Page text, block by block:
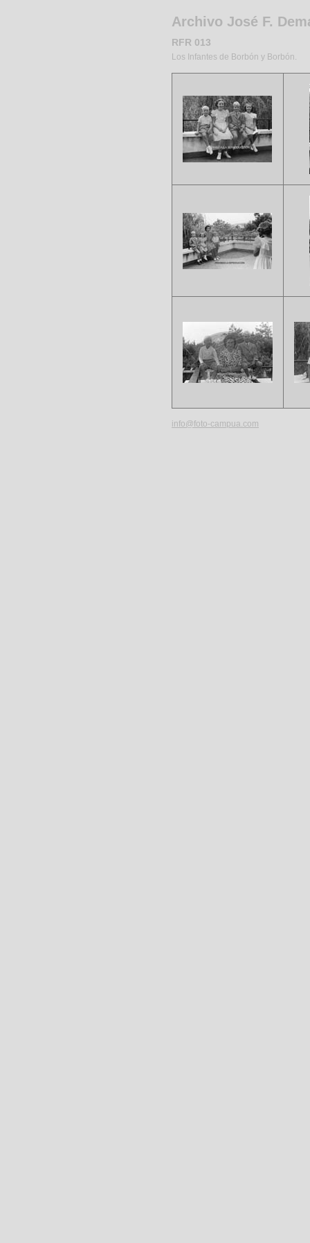
Archivo José F.
RFR 013
Los Infantes de Borbón y Borbón.
info@foto-campua.com